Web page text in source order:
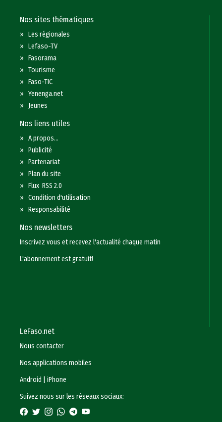
Nos sites thématiques
»Les régionales
»Lefaso-TV
»Fasorama
»Tourisme
»Faso-TIC
»Yenenga.net
» Jeunes
Nos liens utiles
»A propos...
»Publicité
»Partenariat
»Plan du site
»Flux RSS 2.0
»Condition d'utilisation
»Responsabilité
Nos newsletters
Inscrivez vous et recevez l'actualité chaque matin
L'abonnement est gratuit!
LeFaso.net
Nous contacter
Nos applications mobiles
Android |iPhone
Suivez nous sur les réseaux sociaux: